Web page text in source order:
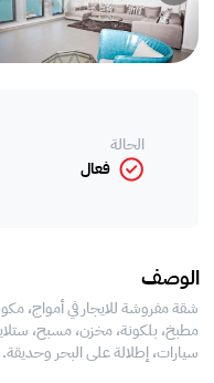
الحالة
فعال
الوصف
مطبخ، بلكونة، مخزن، مسبح،
سيارات، إطلالة على البحر وحديقة.